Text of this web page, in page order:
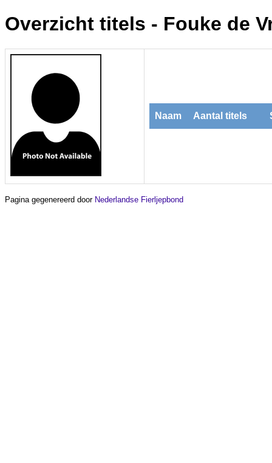
Overzicht titels - Fouke de
Naam Aantal titels
Pagina gegenereerd door Nederlandse Fierljepbond